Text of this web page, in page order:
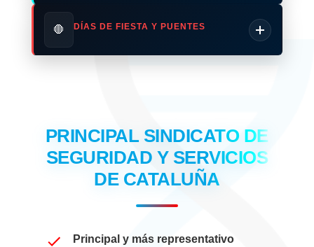
🛑 DÍAS DE FIESTA Y PUENTES
PRINCIPAL SINDICATO DE
SEGURIDAD Y SERVICIOS
DE CATALUÑA
Principal y más representativo